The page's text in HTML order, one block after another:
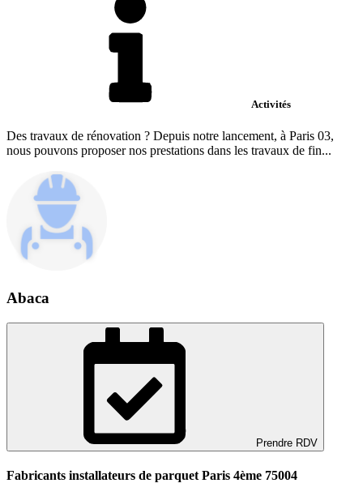
Activités
Des travaux de rénovation ? Depuis notre lancement, à Paris 03,
nous pouvons proposer nos prestations dans les travaux de fin...
Abaca
Prendre RDV
Fabricants installateurs de parquet Paris 4ème 75004